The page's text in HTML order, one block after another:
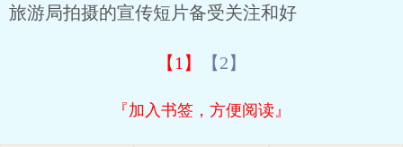
旅游局拍摄的宣传短片备受关注和好
【1】 【2】
『加入书签，方便阅读』